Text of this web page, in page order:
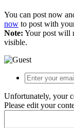
You can post now
now to post with
Note: Your post will
visible.
Unfortunately, your
Please edit your